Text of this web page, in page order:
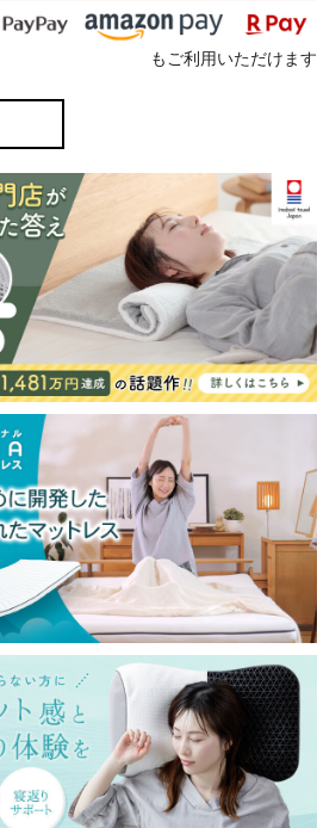
もご利用いただけます